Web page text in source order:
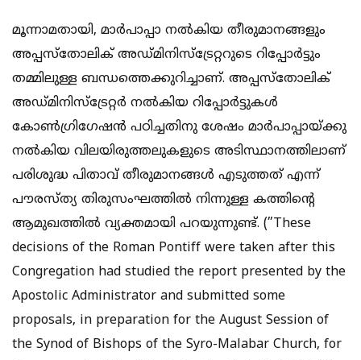
മൂന്നാമതായി, മാര്‍പാപ്പാ നല്‍കിയ തീരുമാനങ്ങളും
അപ്പസ്‌തോലിക് അഡ്മിനിസ്‌ട്രേറ്ററുടെ റിപ്പോര്‍ട്ടും
തമ്മിലുള്ള ബന്ധത്തെക്കുറിച്ചാണ്. അപ്പസ്‌തോലിക്
അഡ്മിനിസ്‌ട്രേറ്റര്‍ നല്‍കിയ റിപ്പോര്‍ട്ടുകള്‍
കോണ്‍ഗ്രിഗേഷന്‍ പഠിച്ചതിനു ശേഷം മാര്‍പാപ്പായ്ക്കു
നല്‍കിയ വിലയിരുത്തലുകളുടെ അടിസ്ഥാനത്തിലാണ്
പരിശുദ്ധ പിതാവ് തീരുമാനങ്ങള്‍ എടുത്തത് എന്ന്
പൗരസ്ത്യ തിരുസംഘത്തില്‍ നിന്നുള്ള കത്തിന്റെ
ആമുഖത്തില്‍ വ്യക്തമായി പറയുന്നുണ്ട്. (”These
decisions of the Roman Pontiff were taken after this
Congregation had studied the report presented by the
Apostolic Administrator and submitted some
proposals, in preparation for the August Session of
the Synod of Bishops of the Syro-Malabar Church, for